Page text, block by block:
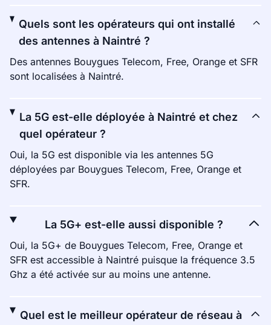
Quels sont les opérateurs qui ont installé
des antennes à Naintré ?
Des antennes Bouygues Telecom, Free, Orange et SFR
sont localisées à Naintré.
La 5G est-elle déployée à Naintré et chez
quel opérateur ?
Oui, la 5G est disponible via les antennes 5G
déployées par Bouygues Telecom, Free, Orange et
SFR.
La 5G+ est-elle aussi disponible ?
Oui, la 5G+ de Bouygues Telecom, Free, Orange et
SFR est accessible à Naintré puisque la fréquence 3.5
Ghz a été activée sur au moins une antenne.
Quel est le meilleur opérateur de réseau à